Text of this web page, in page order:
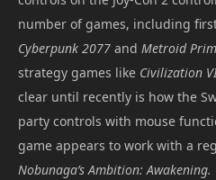
number of games, including
Cyberpunk 2077 and Metroid
strategy games like Civilization
clear until recently is how the
party controls with mouse
game appears to work with a
Nobunaga’s Ambition: Awakening.